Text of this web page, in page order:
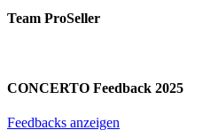
Team ProSeller
CONCERTO Feedback 2025
Feedbacks anzeigen